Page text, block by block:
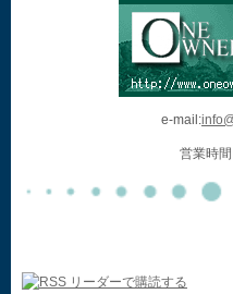
e-mail:
営業時